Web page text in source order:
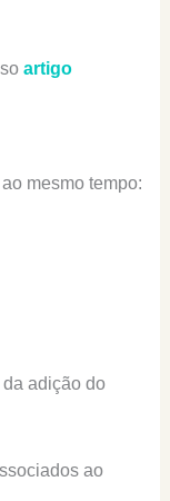
artigo
mesmo tempo:
adição do
ao